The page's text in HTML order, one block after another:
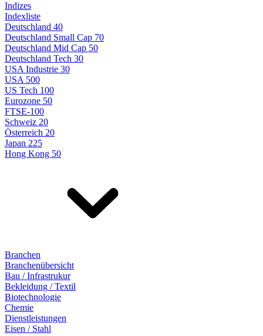
Indizes
Indexliste
Deutschland 40
Deutschland Small Cap 70
Deutschland Mid Cap 50
Deutschland Tech 30
USA Industrie 30
USA 500
US Tech 100
Eurozone 50
FTSE-100
Schweiz 20
Österreich 20
Japan 225
Hong Kong 50
Branchen
Branchenübersicht
Bau / Infrastrukur
Bekleidung / Textil
Biotechnologie
Chemie
Dienstleistungen
Eisen / Stahl